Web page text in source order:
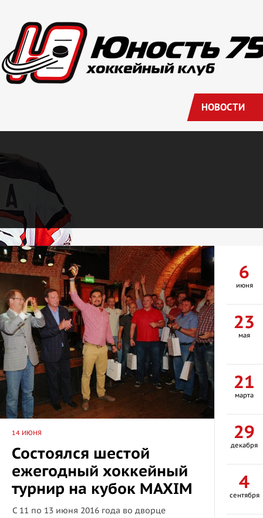
НОВОСТИ
14 ИЮНЯ
Состоялся шестой
ежегодный хоккейный
турнир на кубок MAXIM
С 11 по 13 июня 2016 года во дворце
6
июня
23
мая
21
марта
29
декабря
4
сентября